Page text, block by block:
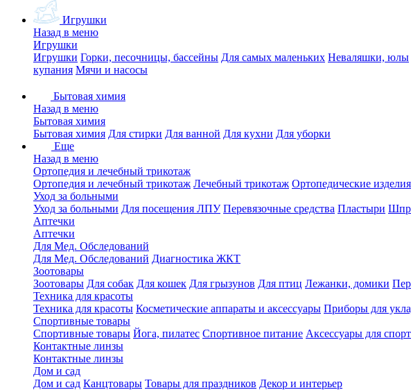
Игрушки
Назад в меню
Игрушки
Игрушки Горки, песочницы, бассейны Для самых маленьких Неваляшки, юлы
купания Мячи и насосы
Бытовая химия
Назад в меню
Бытовая химия
Бытовая химия Для стирки Для ванной Для кухни Для уборки
Еще
Назад в меню
Ортопедия и лечебный трикотаж
Ортопедия и лечебный трикотаж Лечебный трикотаж Ортопедические изделия
Уход за больными
Уход за больными Для посещения ЛПУ Перевязочные средства Пластыри
Аптечки
Аптечки
Для Мед. Обследований
Для Мед. Обследований Диагностика ЖКТ
Зоотовары
Зоотовары Для собак Для кошек Для грызунов Для птиц Лежанки, домики
Техника для красоты
Техника для красоты Косметические аппараты и аксессуары Приборы для
Спортивные товары
Спортивные товары Йога, пилатес Спортивное питание Аксессуары для
Контактные линзы
Контактные линзы
Дом и сад
Дом и сад Канцтовары Товары для праздников Декор и интерьер